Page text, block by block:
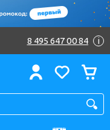
8 495 647 00 84 i